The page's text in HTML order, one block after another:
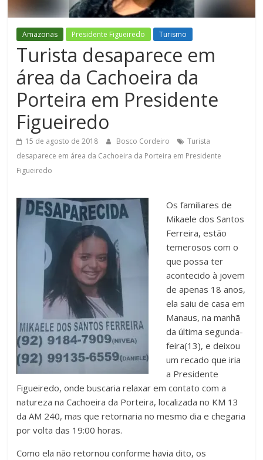
Figueiredo
Amazonas Presidente Figueiredo Turismo
Turista desaparece em
área da Cachoeira da
Porteira em Presidente
Figueiredo
15 de agosto de 2018 Bosco Cordeiro
Turista
desaparece em área da Cachoeira da Porteira em Presidente
Figueiredo
Os familiares de
Mikaele dos Santos
Ferreira, estão
temerosos com o
que possa ter
acontecido à jovem
de apenas 18 anos,
ela saiu de casa em
Manaus, na manhã
da última segunda-
feira(13), e deixou
um recado que iria
a Presidente
Figueiredo, onde buscaria relaxar em contato com a
natureza na Cachoeira da Porteira, localizada no KM 13
da AM 240, mas que retornaria no mesmo dia e chegaria
por volta das 19:00 horas.
Como ela não retornou conforme havia dito, os